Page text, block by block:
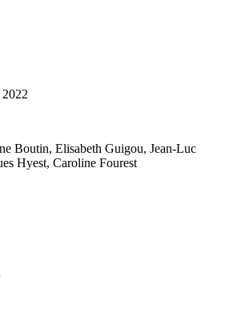
2022
Boutin, Elisabeth Guigou, Jean-Luc
Hyest, Caroline Fourest